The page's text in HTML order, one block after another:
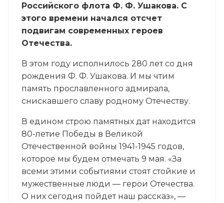
Российского флота Ф. Ф. Ушакова. С
этого времени начался отсчет
подвигам современных героев
Отечества.
В этом году исполнилось 280 лет со дня
рождения Ф. Ф. Ушакова. И мы чтим
память прославленного адмирала,
снискавшего славу родному Отечеству.
В едином строю памятных дат находится
80-летие Победы в Великой
Отечественной войны 1941-1945 годов,
которое мы будем отмечать 9 мая. «За
всеми этими событиями стоят стойкие и
мужественные люди — герои Отечества.
О них сегодня пойдет наш рассказ», —